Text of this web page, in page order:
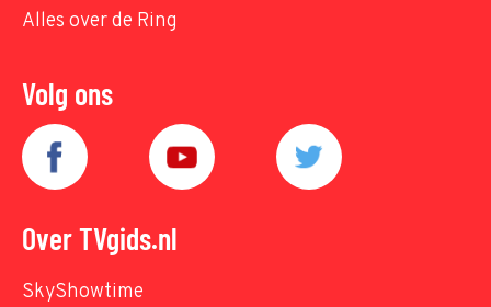
Alles over de Ring
Volg ons
Over TVgids.nl
SkyShowtime